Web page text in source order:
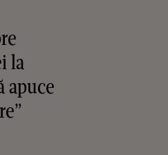
la
apuce